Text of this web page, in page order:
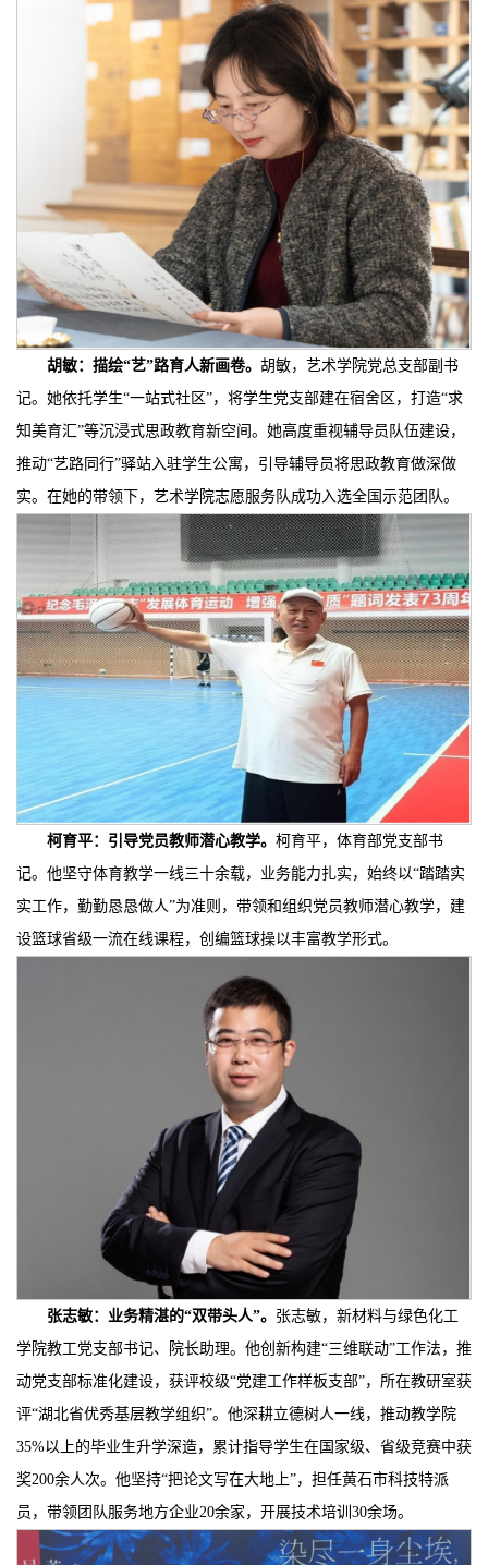
胡敏： 描绘“艺”路育人新画卷。 胡敏，艺术学院党总支部副书
记。她依托学生“一站式社区”，将学生党支部建在宿舍区，打造“求
知美育汇”等沉浸式思政教育新空间。她高度重视辅导员队伍建设，
推动“艺路同行”驿站入驻学生公寓，引导辅导员将思政教育做深做
实。在她的带领下，艺术学院志愿服务队成功入选全国示范团队。
柯育平： 引导党员教师潜心教学。 柯育平，体育部党支部书
记。他坚守体育教学一线三十余载，业务能力扎实，始终以“踏踏实
实工作，勤勤恳恳做人”为准则，带领和组织党员教师潜心教学，建
设篮球省级一流在线课程，创编篮球操以丰富教学形式。
张志敏：业务精湛的“双带头人”。 张志敏，新材料与绿色化工
学院教工党支部书记、院长助理。他创新构建“三维联动”工作法，推
动党支部标准化建设，获评校级“党建工作样板支部”，所在教研室获
评“湖北省优秀基层教学组织”。他深耕立德树人一线，推动教学院
35%以上的毕业生升学深造，累计指导学生在国家级、省级竞赛中获
奖200余人次。他坚持“把论文写在大地上”，担任黄石市科技特派
员，带领团队服务地方企业20余家，开展技术培训30余场。